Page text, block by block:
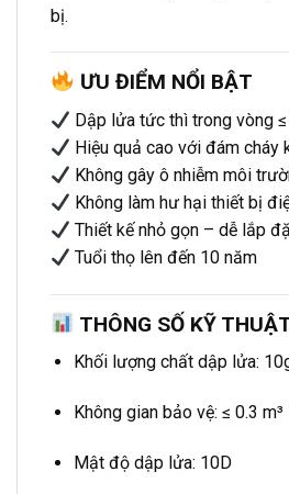
bị.
ƯU ĐIỂM NỔI BẬT
Dập lửa tức thì trong vòng
Hiệu quả cao với đám cháy
Không gây ô nhiễm môi
Không làm hư hại thiết bị
Thiết kế nhỏ gọn – dễ lắp
Tuổi thọ lên đến 10 năm
THÔNG SỐ KỸ
Khối lượng chất dập lửa:
Không gian bảo vệ: ≤ 0.3 m³
Mật độ dập lửa: 10D